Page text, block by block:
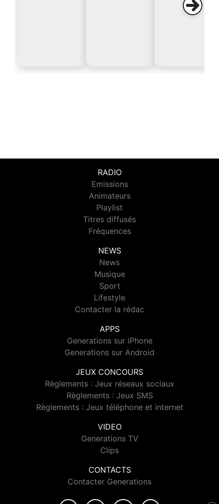
RADIO
Emissions
Animateurs
Playlist
Titres diffusés
Fréquences
NEWS
News
Musique
Sport
Lifestyle
Contacter la rédac
APPS
Generations sur iPhone
Generations sur Android
JEUX CONCOURS
Règlements : Jeux réseaux sociaux
Règlements : Jeux SMS
Règlements : Jeux téléphone et internet
VIDEO
Generations TV
Clips
CONTACTS
Contacter Generations